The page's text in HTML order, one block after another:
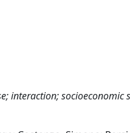
interaction; socioeconomic